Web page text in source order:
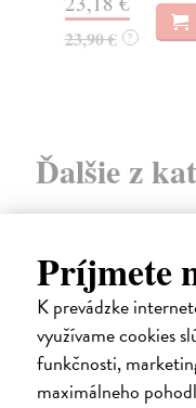
Príjmete
K prevádzke
využívame cookies
funkčnosti,
maximálneho
23,90 € ?
Ďalšie z